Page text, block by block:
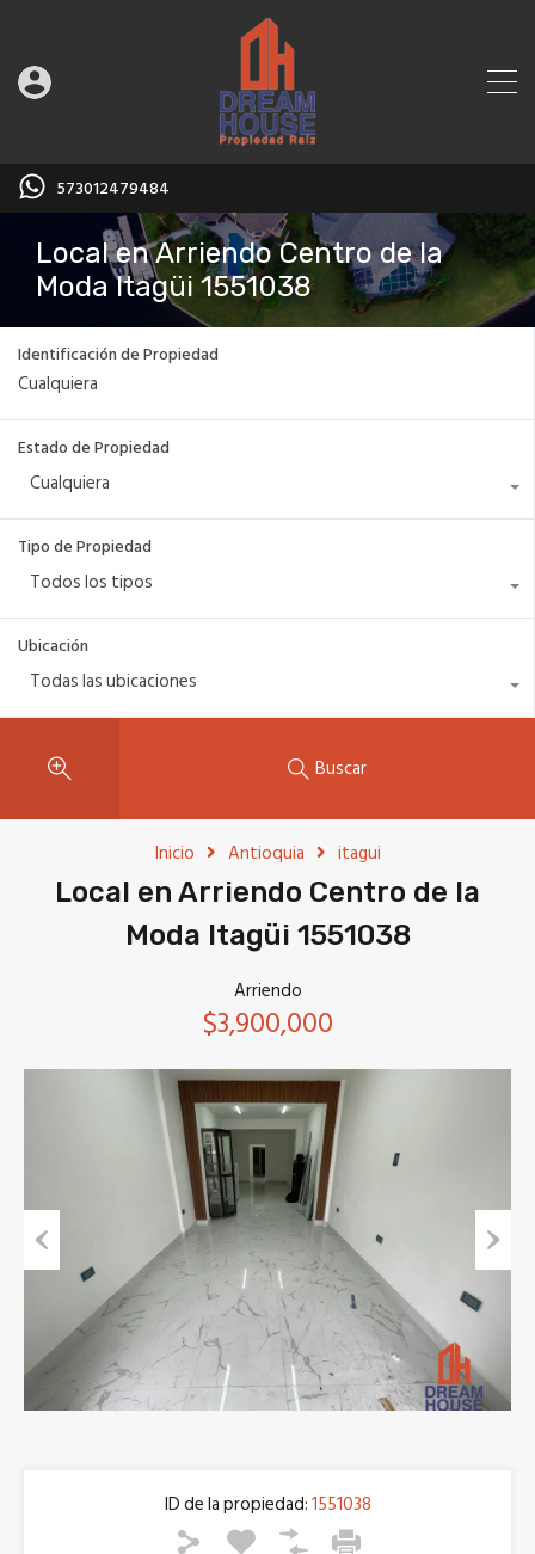
573012479484
Local en Arriendo Centro de la
Moda Itagüi 1551038
Identificación de Propiedad
Estado de Propiedad
Cualquiera
Tipo de Propiedad
Todos los tipos
Ubicación
Todas las ubicaciones
Buscar
Inicio Antioquia itagui
Local en Arriendo Centro de la
Moda Itagüi 1551038
Arriendo
$3,900,000
Previous
ID de la propiedad:1551038